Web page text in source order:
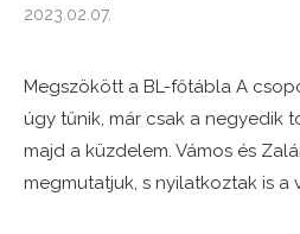
2023.02.07.
Megszökött a BL-főtábla A
úgy tűnik, már csak a negyedik
majd a küzdelem. Vámos és
megmutatjuk, s nyilatkoztak is a